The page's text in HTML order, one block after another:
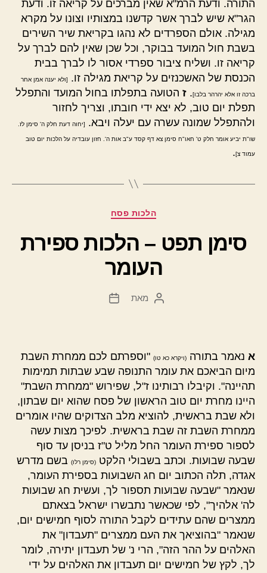
התורה. ודעת הרמ"א שאין מברכים על קריאה זו. ודעת
הגר"א שיש לברך אשר קדשנו במצותיו וצונו על מקרא
מגילה. אולם הספרדים לא נהגו בקריאת שיר השירים
בשבת חול המועד בבוקר, וכל שכן שאין להם לברך על
קריאה זו. ושליח ציבור ספרדי אסור לו לברך בבית
הכנסת של האשכנזים על קריאת מגילה זו.
[ולא יענה אמן אחר
ברכה זו אלא יהרהר בלבו]. ז הטועה בתפלתו בחול המועד והתפלל
תפלת יום טוב, לא יצא ידי חובתו, וצריך לחזור
ולהתפלל שמונה עשרה עם יעלה ויבא.
[יחוה דעת חלק ה' סימן לז.
שו"ת יביע אומר חלק ט' חאו"ח סימן צא דף קסד ע"ב אות ה'. חזון עובדיה על הלכות יום טוב
עמוד צ].
קטגוריות
הלכות פסח
סימן תפט – הלכות ספירת
העומר
המחבר
מאת
תאריך
א נאמר בתורה (ויקרא כא טו) "וספרתם לכם ממחרת השבת
מיום הביאכם את עומר התנופה שבע שבתות תמימות
תהיינה". וקיבלו רבותינו ז"ל, שפירוש "ממחרת השבת"
היינו מחרת יום טוב הראשון של פסח שהוא יום שבתון,
ולא שבת בראשית, להוציא מלב הצדוקים שהיו אומרים
ממחרת השבת זה שבת בראשית. לפיכך מצות עשה
לספור ספירת העומר החל מליל ט"ז בניסן עד סוף
שבעה שבועות. וכתב בשבולי הלקט (סימן רלו) בשם מדרש
אגדה, תלה הכתוב יום חג השבועות בספירת העומר,
שנאמר "שבעה שבועות תספור לך, ועשית חג שבועות
לה' אלהיך", לפי שכאשר נתבשרו ישראל בצאתם
ממצרים שהם עתידים לקבל התורה לסוף חמישים יום,
שנאמר "בהוציאך את העם ממצרים "תעבדון" את
האלהים על ההר הזה", הרי נ' של תעבדון יתירה, לומר
לך, לקץ של חמישים יום תעבדון את האלהים על ידי